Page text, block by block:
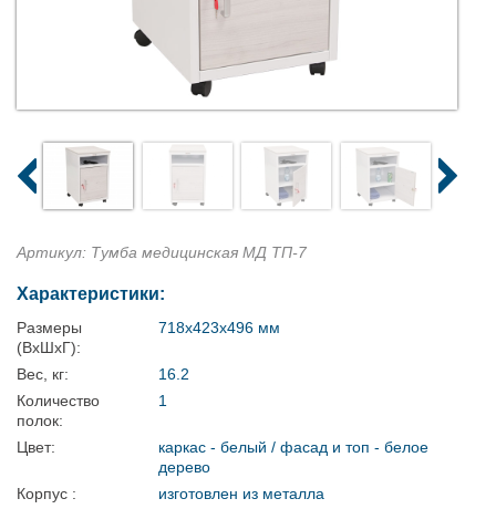
Артикул: Тумба медицинская МД ТП-7
Характеристики:
Размеры
(ВхШхГ):
718x423x496 мм
Вес, кг:
16.2
Количество
полок:
1
Цвет:
каркас - белый / фасад и топ - белое
дерево
Корпус :
изготовлен из металла